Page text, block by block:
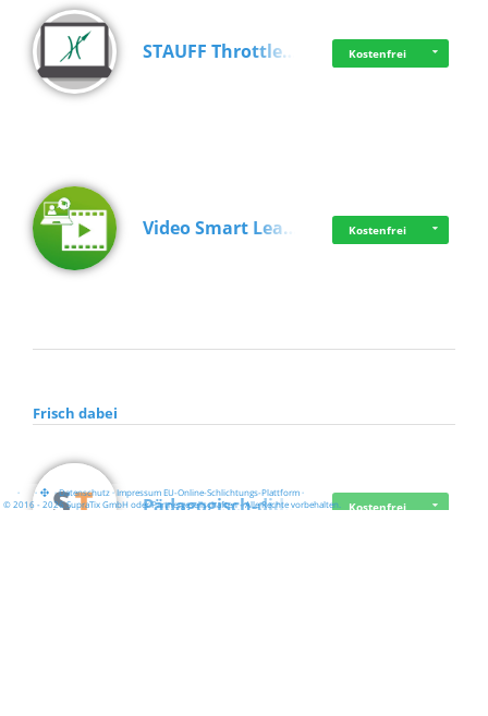
STAUFF Throttle… Kostenfrei
Video Smart Lea… Kostenfrei
Frisch dabei
Pädagogisch-did… Kostenfrei
· · ·Datenschutz·Impressum EU-Online-Schlichtungs-Plattform·
© 2016 - 2026 SupraTix GmbH oder Partnergesellschaften - Alle Rechte vorbehalten.